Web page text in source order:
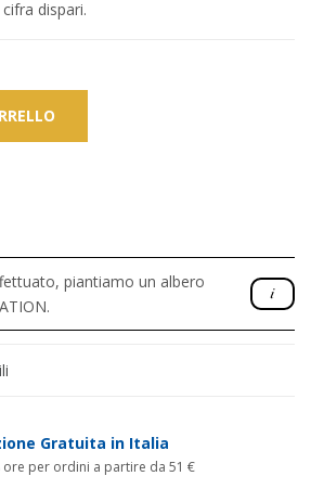
dispari.
piantiamo un albero
Gratuita in Italia
ore per ordini a partire da 51 €